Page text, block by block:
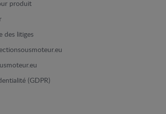
produit
des litiges
(GDPR)